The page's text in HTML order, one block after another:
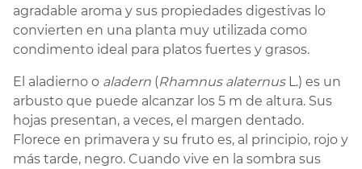
agradable aroma y sus propiedades digestivas lo
convierten en una planta muy utilizada como
condimento ideal para platos fuertes y grasos.
El aladierno o aladern (Rhamnus alaternusL.) es un
arbusto que puede alcanzar los 5 m de altura. Sus
hojas presentan, a veces, el margen dentado.
Florece en primavera y su fruto es, al principio, rojo y
más tarde, negro. Cuando vive en la sombra sus